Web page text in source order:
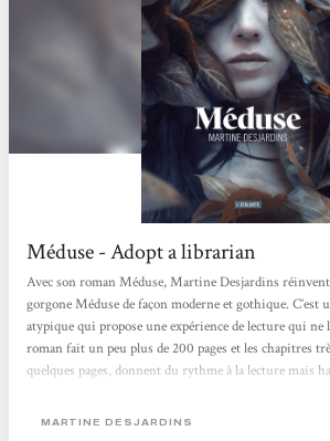
Méduse - Adopt a librarian
Avec son roman Méduse, Martine Desjardins
gorgone Méduse de façon moderne et gothique. C’est
atypique qui propose une expérience de lecture qui
roman fait un peu plus de 200 pages et les chapitres
quelques pages, donnent du rythme à la lecture mais
soutenue avec une recherche très poussée dans le
MARTINE DESJARDINS